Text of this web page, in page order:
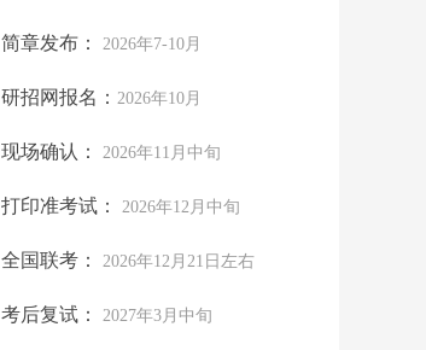
简章发布： 2026年7-10月
研招网报名： 2026年10月
现场确认： 2026年11月中旬
打印准考试： 2026年12月中旬
全国联考： 2026年12月21日左右
考后复试： 2027年3月中旬